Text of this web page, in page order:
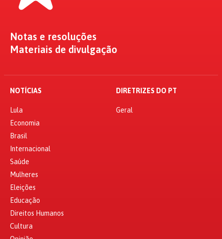
Notas e resoluções
Materiais de divulgação
NOTÍCIAS
Lula
Economia
Brasil
Internacional
Saúde
Mulheres
Eleições
Educação
Direitos Humanos
Cultura
DIRETRIZES DO PT
Geral